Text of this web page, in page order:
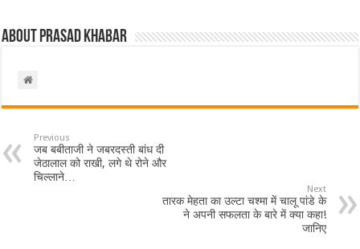
About Prasad Khabar
Previous
जब बबीताजी ने जबरदस्ती बांध दी
जेठालाल को राखी, लगे थे रोने और
चिल्लाने…
Next
तारक मेहता का उल्टा चश्मा में चालू पांडे के
ने अपनी सफलता के बारे में क्या कहा!
जानिए